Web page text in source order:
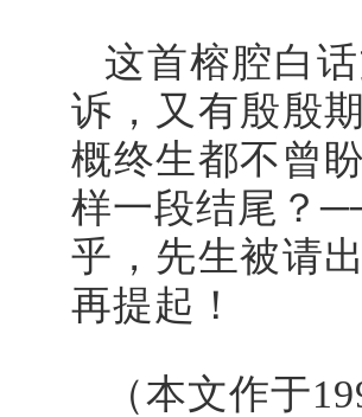
这首榕腔白
诉，又有殷殷
概终生都不曾
样一段结尾？
乎，先生被请
再提起！
（本文作于